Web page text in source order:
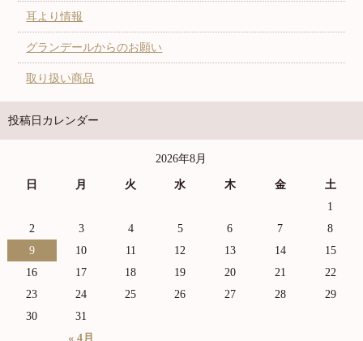
耳より情報
グランデールからのお願い
取り扱い商品
投稿日カレンダー
2026年8月
日 月 火 水 木 金 土
« 4月
1
2
3 4 5 6 7
8
9
10 11 12 13 14
15
16
17 18 19 20 21
22
23
24 25 26 27 28
29
30
31